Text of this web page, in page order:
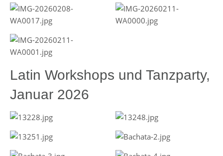
Latin Workshops und Tanzparty,
Januar 2026